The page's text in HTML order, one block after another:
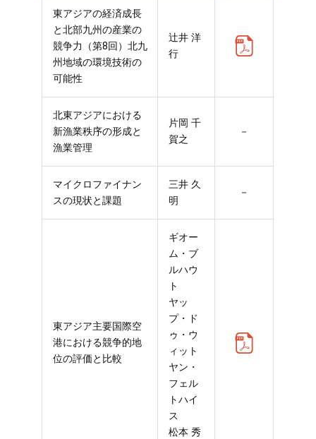
東アジアの経済成長
と北部九州の産業の
競争力（第8回）北九
州地域の環境技術の
可能性
辻井 洋
行
北東アジアにおける
新漁業秩序の形成と
漁業管理
片岡 千
賀之
－
マイクロファイナン
スの現状と課題
三井 久
明
－
東アジア主要国際空
港における競争的地
位の評価と比較
ギオー
ム・ブ
ルハウ
ト
ヤッ
プ・ド
ゥ・ウ
ィット
ヤン・
フェル
トハイ
ス
松本 秀